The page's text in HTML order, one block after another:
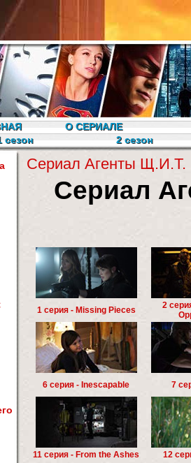
О СЕРИАЛЕ
сезон
2 сезон
Сериал Агенты Щ.И.Т.
Сериал
1 серия - Missing Pieces
2
6 серия - Inescapable 7
11 серия - From the Ashes
12